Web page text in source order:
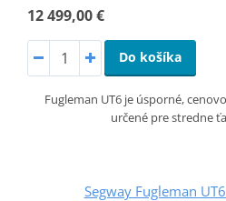
12 499,00 €
Do košíka
Fugleman UT6 je úsporné,
určené pre stredne
Segway Fugleman